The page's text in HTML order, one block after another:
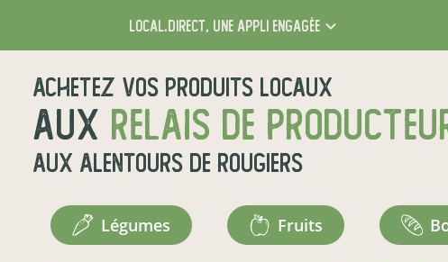
local.direct, une appli engagée
Achetez vos produits locaux
aux relais de
aux alentours de Rougiers
légumes fruits